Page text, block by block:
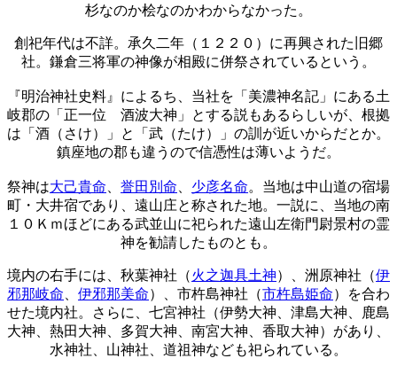
杉なのか桧なのかわからなかった。
創祀年代は不詳。承久二年（１２２０）に再興された旧郷
社。鎌倉三将軍の神像が相殿に併祭されているという。
『明治神社史料』によるち、当社を「美濃神名記」にある土
岐郡の「正一位 酒波大神」とする説もあるらしいが、根拠
は「酒（さけ）」と「武（たけ）」の訓が近いからだとか。
鎮座地の郡も違うので信憑性は薄いようだ。
祭神は大己貴命 誉田別命 少彦名命。当地は中山道の宿場
町・大井宿であり、遠山庄と称された地。一説に、当地の南
１０Ｋｍほどにある武並山に祀られた遠山左衛門尉景村の霊
神を勧請したものとも。
境内の右手には、秋葉神社（火之迦具土神）、洲原神社（伊
邪那岐命
伊邪那美命）、市杵島神社（市杵島姫命）を合わ
せた境内社。さらに、七宮神社（伊勢大神、津島大神、鹿島
大神、熱田大神、多賀大神、南宮大神、香取大神）があり、
水神社、山神社、道祖神なども祀られている。